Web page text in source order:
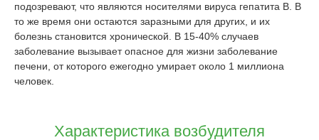
подозревают, что являются носителями вируса гепатита В. В
то же время они остаются заразными для других, и их
болезнь становится хронической. В 15-40% случаев
заболевание вызывает опасное для жизни заболевание
печени, от которого ежегодно умирает около 1 миллиона
человек.
Характеристика возбудителя